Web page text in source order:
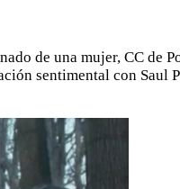
de una mujer, CC de
sentimental con Saul